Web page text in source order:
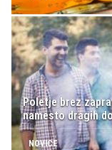
Poletje brez
namesto dragih
NOVICE